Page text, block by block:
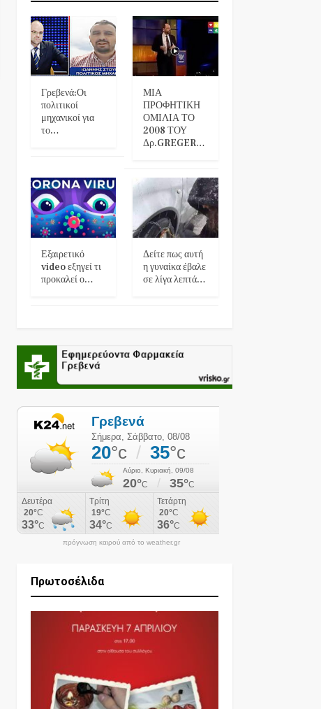
Γρεβενά:Οι
πολιτικοί
μηχανικοί για
το…
ΜΙΑ
ΠΡΟΦΗΤΙΚΗ
ΟΜΙΛΙΑ ΤΟ
2008 ΤΟΥ
Δρ.GREGER…
Εξαιρετικό
video εξηγεί τι
προκαλεί ο…
Δείτε πως αυτή
η γυναίκα έβαλε
σε λίγα λεπτά…
πρόγνωση καιρού από το weather.gr
Πρωτοσέλιδα